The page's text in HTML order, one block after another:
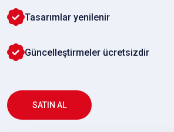
Tasarımlar yenilenir
Güncelleştirmeler ücretsizdir
SATIN AL